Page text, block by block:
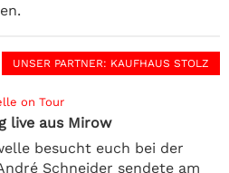
UNSER PARTNER: KAUFHAUS STOLZ
on Tour
live aus Mirow
besucht euch bei der
Schneider sendete am